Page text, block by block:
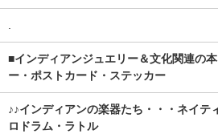
.
■インディアンジュエリー＆文化関連の
ー・ポストカード・ステッカー
♪♪インディアンの楽器たち・・・ネイテ
ロドラム・ラトル